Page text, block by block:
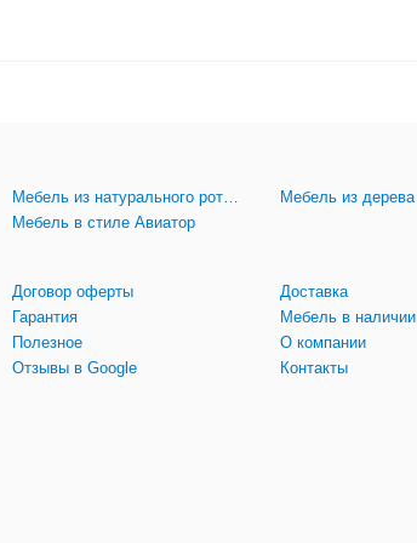
Мебель из натурального ротанга
Мебель из дерева
Мебель в стиле Авиатор
Договор оферты
Доставка
Гарантия
Мебель в наличии
Полезное
О компании
Отзывы в Google Контакты